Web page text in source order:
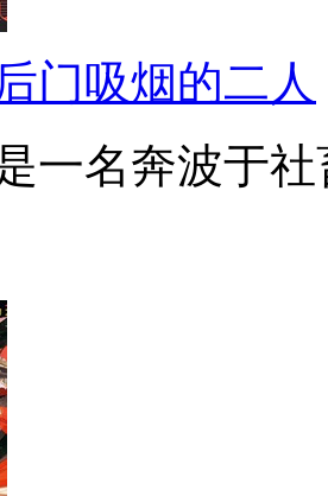
门吸烟的二人
一名奔波于社